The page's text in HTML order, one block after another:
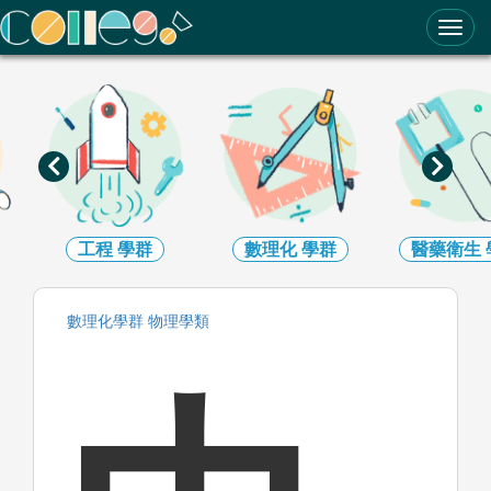
ColleGo! 大學選才與高中育才輔助系統
數理化 醫藥衛生 生
數理化學群 物理學類